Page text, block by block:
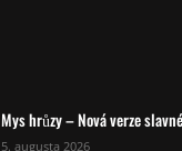
Mys hrůzy – Nová verze
5. augusta 2026